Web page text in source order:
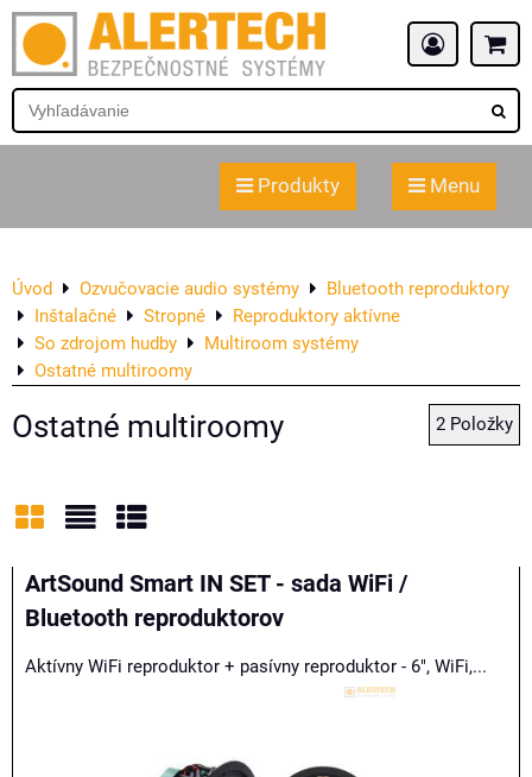
Produkty Menu
Úvod Ozvučovacie audio systémy
Bluetooth reproduktory
Inštalačné
Stropné
Reproduktory aktívne
So zdrojom hudby
Multiroom systémy
Ostatné multiroomy
Ostatné multiroomy 2 Položky
Mriežka
ArtSound Smart IN SET - sada WiFi /
Bluetooth reproduktorov
Aktívny WiFi reproduktor + pasívny reproduktor - 6", WiFi,...